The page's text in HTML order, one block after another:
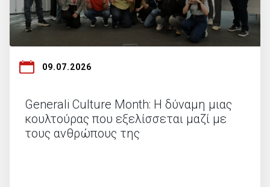
09.07.2026
Generali Culture Month: Η δύναμη μιας
κουλτούρας που εξελίσσεται μαζί με
τους ανθρώπους της